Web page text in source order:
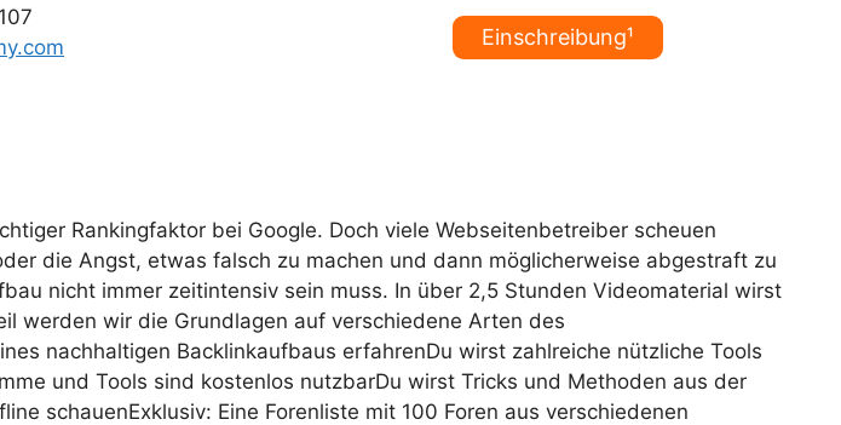
Einschreibung¹
Rankingfaktor bei Google. Doch viele Webseitenbetreiber scheuen
die Angst, etwas falsch zu machen und dann möglicherweise abgestraft zu
nicht immer zeitintensiv sein muss. In über 2,5 Stunden Videomaterial wirst
werden wir die Grundlagen auf verschiedene Arten des
nachhaltigen Backlinkaufbaus erfahrenDu wirst zahlreiche nützliche Tools
und Tools sind kostenlos nutzbarDu wirst Tricks und Methoden aus der
schauenExklusiv: Eine Forenliste mit 100 Foren aus verschiedenen